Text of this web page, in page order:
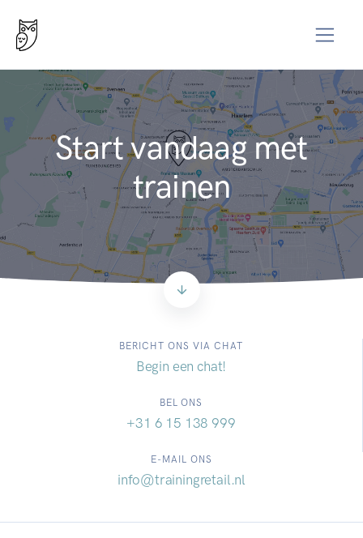
Start vandaag met
trainen
BERICHT ONS VIA CHAT
Begin een chat!
BEL ONS
+31 6 15 138 999
E-MAIL ONS
info@trainingretail.nl